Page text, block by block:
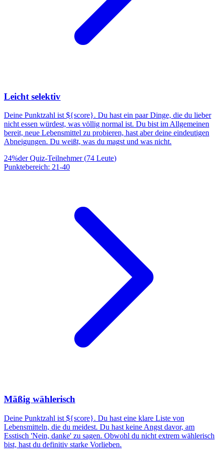
Leicht selektiv
Deine Punktzahl ist ${score}. Du hast ein paar Dinge, die du lieber
nicht essen würdest, was völlig normal ist. Du bist im Allgemeinen
bereit, neue Lebensmittel zu probieren, hast aber deine eindeutigen
Abneigungen. Du weißt, was du magst und was nicht.
24%der Quiz-Teilnehmer(74 Leute)
Punktebereich: 21-40
Mäßig wählerisch
Deine Punktzahl ist ${score}. Du hast eine klare Liste von
Lebensmitteln, die du meidest. Du hast keine Angst davor, am
Esstisch 'Nein, danke' zu sagen. Obwohl du nicht extrem wählerisch
bist, hast du definitiv starke Vorlieben.